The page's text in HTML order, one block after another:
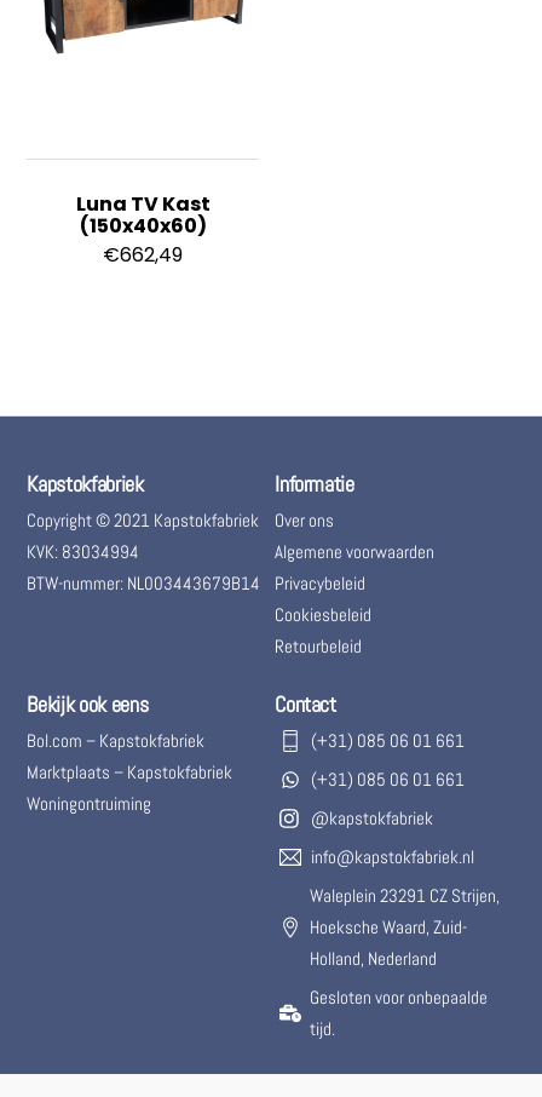
Luna TV Kast
(150x40x60)
€662,49
Kapstokfabriek
Copyright © 2021 Kapstokfabriek
KVK: 83034994
BTW-nummer: NL003443679B14
Informatie
Over ons
Algemene voorwaarden
Privacybeleid
Cookiesbeleid
Retourbeleid
Bekijk ook eens
Bol.com – Kapstokfabriek
Marktplaats – Kapstokfabriek
Woningontruiming
Contact
(+31) 085 06 01 661
(+31) 085 06 01 661
@kapstokfabriek
info@kapstokfabriek.nl
Waleplein 23291 CZ Strijen,
Hoeksche Waard, Zuid-
Holland, Nederland
Gesloten voor onbepaalde
tijd.